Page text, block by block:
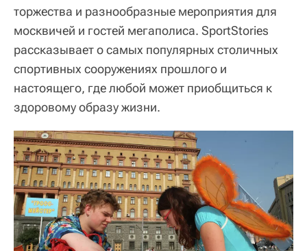
торжества и разнообразные мероприятия для
москвичей и гостей мегаполиса. SportStories
рассказывает о самых популярных столичных
спортивных сооружениях прошлого и
настоящего, где любой может приобщиться к
здоровому образу жизни.